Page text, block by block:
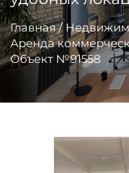
Главная/
Аренда
Объект №91558